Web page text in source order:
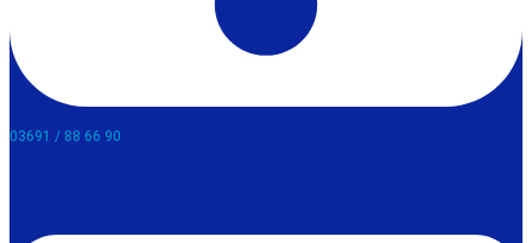
03691 / 88 66 90​